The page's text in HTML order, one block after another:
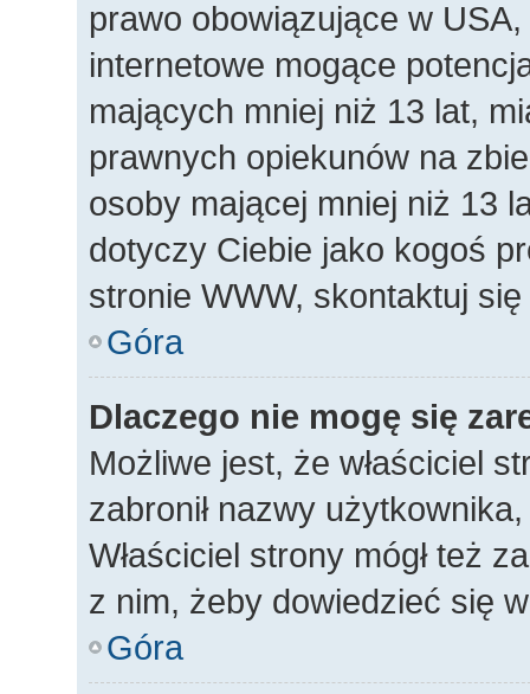
prawo obowiązujące w
internetowe mogące
mających mniej niż 13 lat,
prawnych opiekunów na
osoby mającej mniej niż 13
dotyczy Ciebie jako kogoś
stronie WWW, skontaktuj
Góra
Dlaczego nie mogę się
Możliwe jest, że właściciel
zabronił nazwy
Właściciel strony mógł też
z nim, żeby dowiedzieć się
Góra